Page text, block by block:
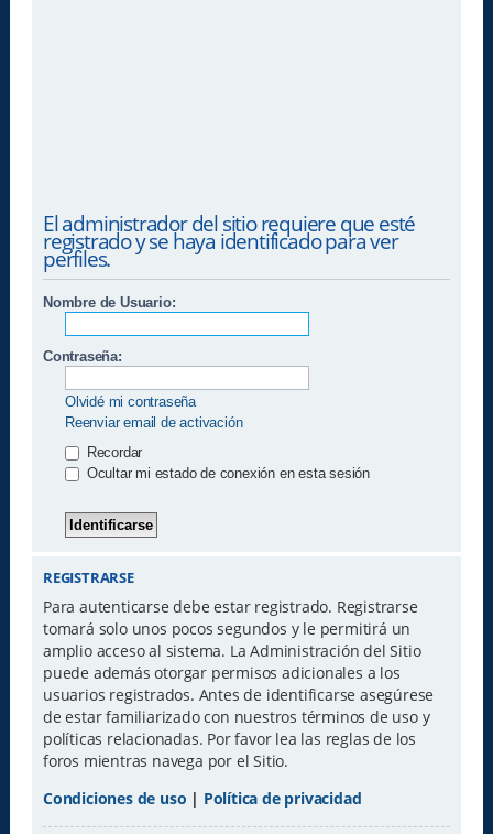
El administrador del sitio requiere que esté
registrado y se haya identificado para ver
perfiles.
Nombre de Usuario:
Contraseña:
Olvidé mi contraseña
Reenviar email de activación
Recordar
Ocultar mi estado de conexión en esta sesión
REGISTRARSE
Para autenticarse debe estar registrado. Registrarse
tomará solo unos pocos segundos y le permitirá un
amplio acceso al sistema. La Administración del Sitio
puede además otorgar permisos adicionales a los
usuarios registrados. Antes de identificarse asegúrese
de estar familiarizado con nuestros términos de uso y
políticas relacionadas. Por favor lea las reglas de los
foros mientras navega por el Sitio.
Condiciones de uso | Política de privacidad